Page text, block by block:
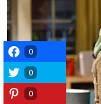
0
0
0